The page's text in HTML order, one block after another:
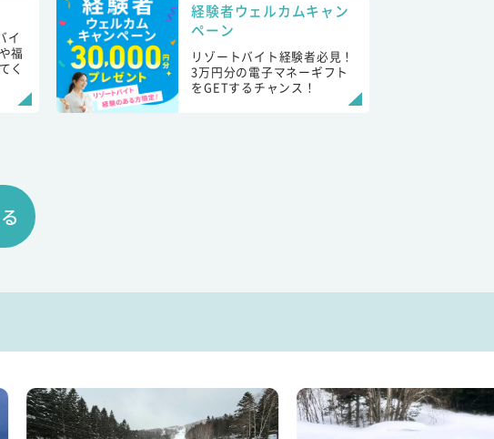
イ
福
く
経験者ウェルカムキャン
ペーン
リゾートバイト経験者必見！
3万円分の電子マネーギフト
をGETするチャンス！